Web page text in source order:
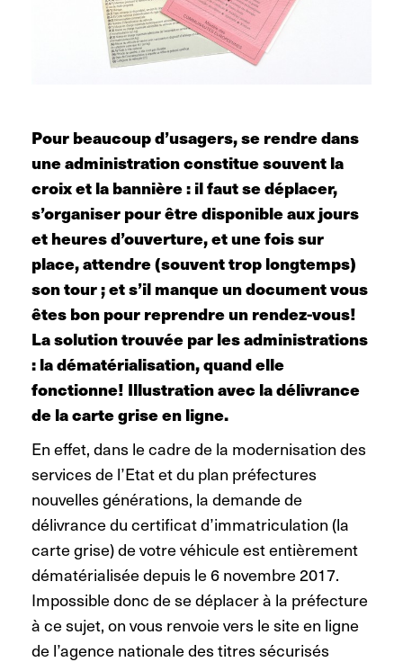
Pour beaucoup d’usagers, se rendre dans
une administration constitue souvent la
croix et la bannière : il faut se déplacer,
s’organiser pour être disponible aux jours
et heures d’ouverture, et une fois sur
place, attendre (souvent trop longtemps)
son tour ; et s’il manque un document vous
êtes bon pour reprendre un rendez-vous!
La solution trouvée par les administrations
: la dématérialisation, quand elle
fonctionne! Illustration avec la délivrance
de la carte grise en ligne.
En effet, dans le cadre de la modernisation des
services de l’Etat et du plan préfectures
nouvelles générations, la demande de
délivrance du certificat d’immatriculation (la
carte grise) de votre véhicule est entièrement
dématérialisée depuis le 6 novembre 2017.
Impossible donc de se déplacer à la préfecture
à ce sujet, on vous renvoie vers le site en ligne
de l’agence nationale des titres sécurisés